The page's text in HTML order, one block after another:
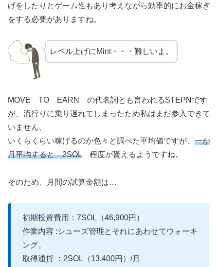
げをしたりとゲーム性もあり考えながら効率的にお金稼ぎ
をする必要がありますね。
レベル上げにMint・・・難しいよ。
MOVE TO EARN の代名詞とも言われるSTEPNです
が、流行りに乗り遅れてしまったため私はまだ参入できて
いません。
いくらくらい稼げるのか色々と調べた平均値ですが、 一か
月平均すると 2SOL 程度が貰えるようですね。
そのため、月間の試算金額は…
初期投資費用：7SOL（46,900円）
作業内容 :シューズ管理とそれにあわせてウォーキ
ング。
取得通貨 ：2SOL（13,400円）/月